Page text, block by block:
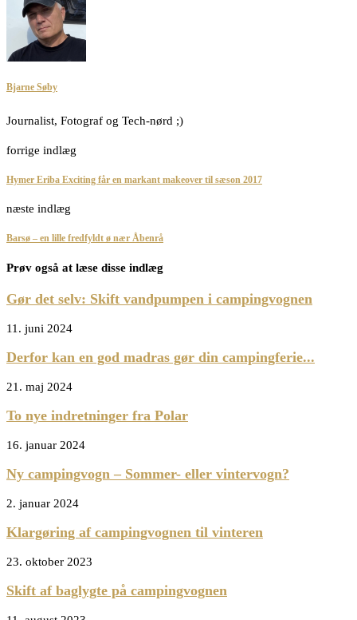
Bjarne Søby
Journalist, Fotograf og Tech-nørd ;)
forrige indlæg
Hymer Eriba Exciting får en markant makeover til sæson 2017
næste indlæg
Barsø – en lille fredfyldt ø nær Åbenrå
Prøv også at læse disse indlæg
Gør det selv: Skift vandpumpen i campingvognen
11. juni 2024
Derfor kan en god madras gør din campingferie...
21. maj 2024
To nye indretninger fra Polar
16. januar 2024
Ny campingvogn – Sommer- eller vintervogn?
2. januar 2024
Klargøring af campingvognen til vinteren
23. oktober 2023
Skift af baglygte på campingvognen